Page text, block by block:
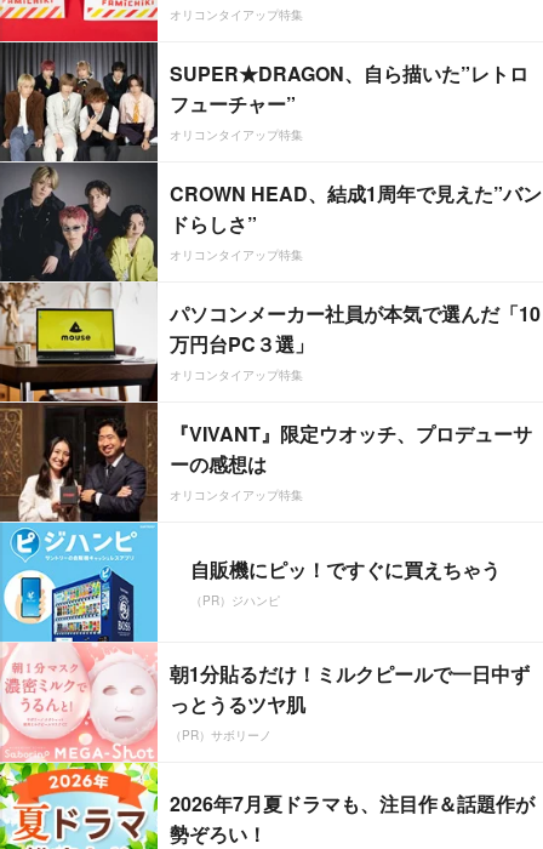
オリコンタイアップ特集
SUPER★DRAGON、自ら描いた”レトロ
フューチャー”
オリコンタイアップ特集
CROWN HEAD、結成1周年で見えた”バン
ドらしさ”
オリコンタイアップ特集
パソコンメーカー社員が本気で選んだ「10
万円台PC３選」
オリコンタイアップ特集
『VIVANT』限定ウオッチ、プロデューサ
ーの感想は
オリコンタイアップ特集
自販機にピッ！ですぐに買えちゃう
（PR）ジハンピ
朝1分貼るだけ！ミルクピールで一日中ず
っとうるツヤ肌
（PR）サボリーノ
2026年7月夏ドラマも、注目作＆話題作が
勢ぞろい！